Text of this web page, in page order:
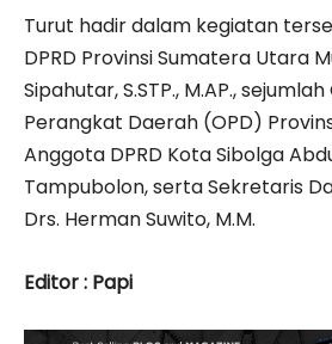
Turut hadir dalam kegiatan
DPRD Provinsi Sumatera Utara
Sipahutar, S.STP., M.AP.,
Perangkat Daerah (OPD)
Anggota DPRD Kota Sibolga
Tampubolon, serta Sekretaris
Drs. Herman Suwito, M.M.
Editor : Papi